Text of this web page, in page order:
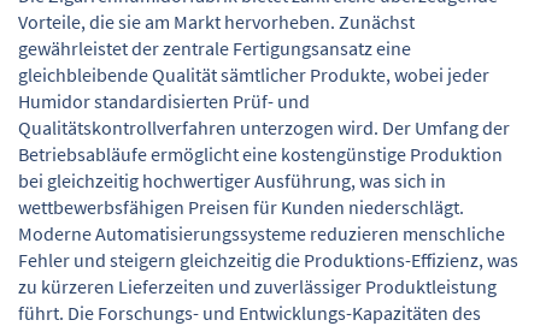
Vorteile, die sie am Markt hervorheben. Zunächst
gewährleistet der zentrale Fertigungsansatz eine
gleichbleibende Qualität sämtlicher Produkte, wobei jeder
Humidor standardisierten Prüf- und
Qualitätskontrollverfahren unterzogen wird. Der Umfang der
Betriebsabläufe ermöglicht eine kostengünstige Produktion
bei gleichzeitig hochwertiger Ausführung, was sich in
wettbewerbsfähigen Preisen für Kunden niederschlägt.
Moderne Automatisierungssysteme reduzieren menschliche
Fehler und steigern gleichzeitig die Produktions-Effizienz, was
zu kürzeren Lieferzeiten und zuverlässiger Produktleistung
führt. Die Forschungs- und Entwicklungs-Kapazitäten des